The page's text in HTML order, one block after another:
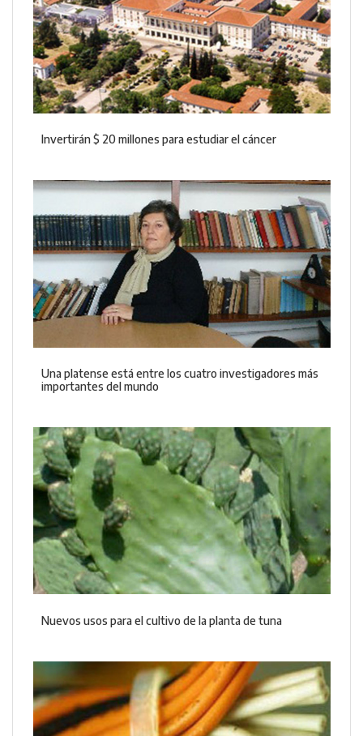
Invertirán $ 20 millones para estudiar el cáncer
Una platense está entre los cuatro investigadores más
importantes del mundo
Nuevos usos para el cultivo de la planta de tuna